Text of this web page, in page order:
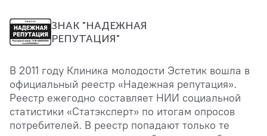
ЗНАК "НАДЕЖНАЯ
РЕПУТАЦИЯ"
В 2011 году Клиника молодости Эстетик вошла в
официальный реестр «Надежная репутация».
Реестр ежегодно составляет НИИ социальной
статистики «Статэксперт» по итогам опросов
потребителей. В реестр попадают только те